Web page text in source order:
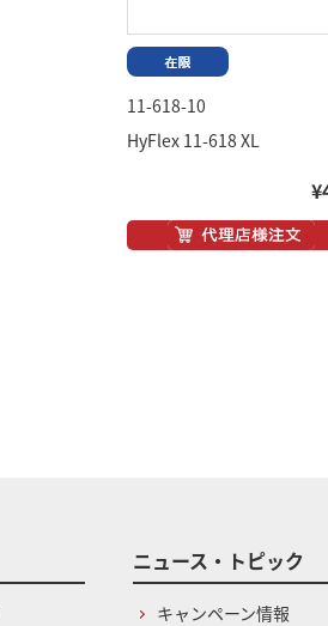
11-618-10
HyFlex 11-618 XL
ニュース・トピック
キャンペーン情報